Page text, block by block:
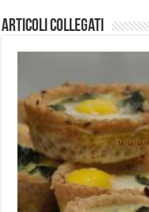
Articoli collegati